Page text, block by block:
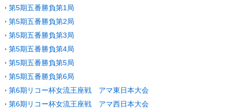
第5期五番勝負第1局
第5期五番勝負第2局
第5期五番勝負第3局
第5期五番勝負第4局
第5期五番勝負第5局
第5期五番勝負第6局
第6期リコー杯女流王座戦 アマ東日本大会
第6期リコー杯女流王座戦 アマ西日本大会